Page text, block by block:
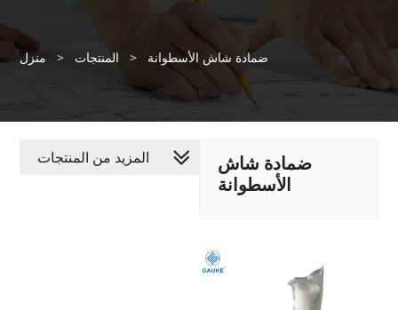
منزل > المنتجات > ضمادة شاش الأسطوانة
ضمادة شاش
الأسطوانة
المزيد من المنتجات